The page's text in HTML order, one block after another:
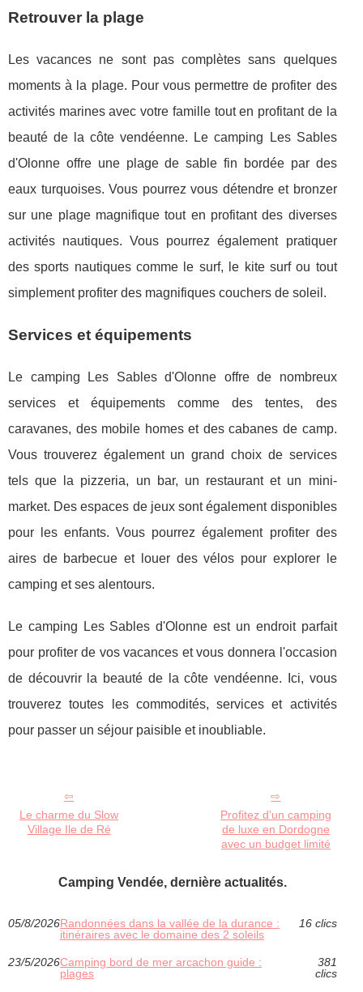
Retrouver la plage
Les vacances ne sont pas complètes sans quelques
moments à la plage. Pour vous permettre de profiter des
activités marines avec votre famille tout en profitant de la
beauté de la côte vendéenne. Le camping Les Sables
d'Olonne offre une plage de sable fin bordée par des
eaux turquoises. Vous pourrez vous détendre et bronzer
sur une plage magnifique tout en profitant des diverses
activités nautiques. Vous pourrez également pratiquer
des sports nautiques comme le surf, le kite surf ou tout
simplement profiter des magnifiques couchers de soleil.
Services et équipements
Le camping Les Sables d'Olonne offre de nombreux
services et équipements comme des tentes, des
caravanes, des mobile homes et des cabanes de camp.
Vous trouverez également un grand choix de services
tels que la pizzeria, un bar, un restaurant et un mini-
market. Des espaces de jeux sont également disponibles
pour les enfants. Vous pourrez également profiter des
aires de barbecue et louer des vélos pour explorer le
camping et ses alentours.
Le camping Les Sables d'Olonne est un endroit parfait
pour profiter de vos vacances et vous donnera l'occasion
de découvrir la beauté de la côte vendéenne. Ici, vous
trouverez toutes les commodités, services et activités
pour passer un séjour paisible et inoubliable.
Le charme du Slow
Village Ile de Ré
Profitez d'un camping
de luxe en Dordogne
avec un budget limité
Camping Vendée, dernière actualités.
05/8/2026Randonnées dans la vallée de la durance :
itinéraires avec le domaine des 2 soleils
16 clics
23/5/2026Camping bord de mer arcachon guide :
plages
381
clics